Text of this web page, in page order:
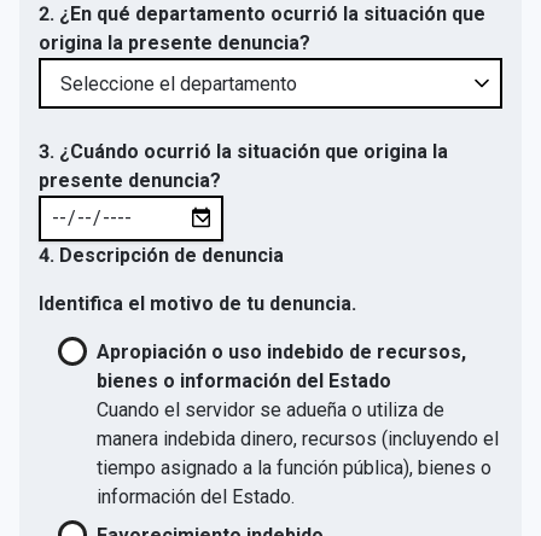
2. ¿En qué departamento ocurrió la situación que
origina la presente denuncia?
3. ¿Cuándo ocurrió la situación que origina la
presente denuncia?
4. Descripción de denuncia
Identifica el motivo de tu denuncia.
Apropiación o uso indebido de recursos,
bienes o información del Estado
Cuando el servidor se adueña o utiliza de
manera indebida dinero, recursos (incluyendo el
tiempo asignado a la función pública), bienes o
información del Estado.